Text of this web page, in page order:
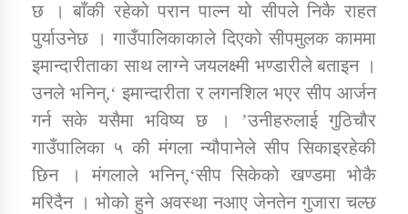
छ । बाँकी रहेको परान पाल्न यो सीपले निकै राहत
पुर्याउनेछ । गाउँपालिकाकाले दिएको सीपमुलक काममा
इमान्दारीताका साथ लाग्ने जयलक्ष्मी भण्डारीले बताइन ।
उनले भनिन्,‘ इमान्दारीता र लगनशिल भएर सीप आर्जन
गर्न सके यसैमा भविष्य छ । ’उनीहरुलाई गुठिचौर
गाउँपालिका ५ की मंगला न्यौपानेले सीप सिकाइरहेकी
छिन । मंगलाले भनिन्,‘सीप सिकेको खण्डमा भोकै
मरिदैन । भोको हुने अवस्था नआए जेनतेन गुजारा चल्छ